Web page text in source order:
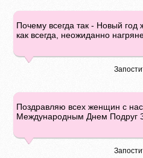
Почему всегда так - Новый
как всегда, неожиданно
Поздравляю всех женщин с
Международным Днем Подруг